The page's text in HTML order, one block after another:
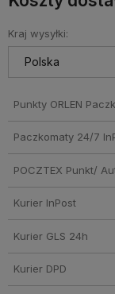
produkty które
wchodzą w
pobraniowych
Kraj wysyłki:
Punkty ORLEN
Paczkomaty 24/7
POCZTEX Punkt/
Kurier InPost
Kurier GLS 24h
Kurier DPD